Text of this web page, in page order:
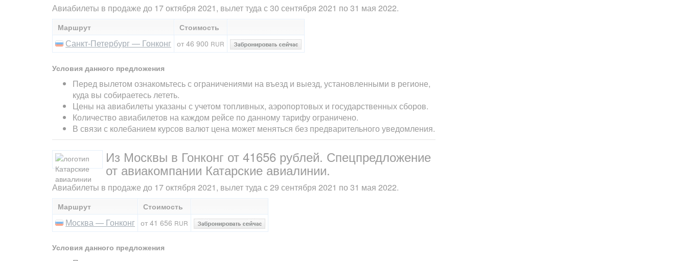
Авиабилеты в продаже до 17 октября 2021, вылет туда с 30 сентября 2021 по 31 мая 2022.
Маршрут Стоимость
Санкт-Петербург — Гонконг от 46 900 RUR
Условия данного предложения
Перед вылетом ознакомьтесь с ограничениями на въезд и выезд, установленными в регионе,
куда вы собираетесь лететь.
Цены на авиабилеты указаны с учетом топливных, аэропортовых и государственных сборов.
Количество авиабилетов на каждом рейсе по данному тарифу ограничено.
В связи с колебанием курсов валют цена может меняться без предварительного уведомления.
Из Москвы в Гонконг от 41656 рублей. Спецпредложение
от авиакомпании Катарские авиалинии.
Авиабилеты в продаже до 17 октября 2021, вылет туда с 29 сентября 2021 по 31 мая 2022.
Маршрут Стоимость
Москва — Гонконг от 41 656 RUR
Условия данного предложения